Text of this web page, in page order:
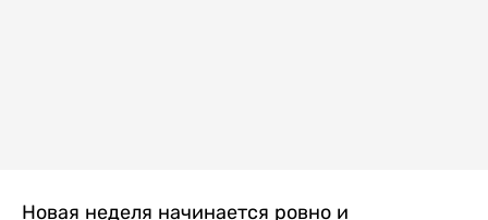
Новая неделя начинается ровно и